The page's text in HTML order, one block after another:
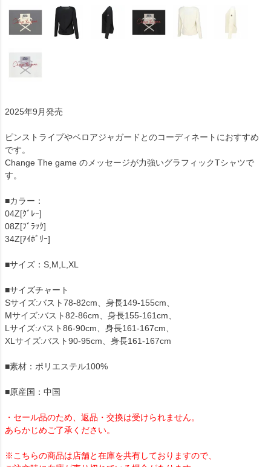
2025年9月発売
ピンストライプやベロアジャガードとのコーディネートにおすすめ
です。
Change The game のメッセージが力強いグラフィックTシャツで
す。
■カラー：
04Z[ｸﾞﾚｰ]
08Z[ﾌﾞﾗｯｸ]
34Z[ｱｲﾎﾞﾘｰ]
■サイズ：S,M,L,XL
■サイズチャート
Sサイズ:バスト78-82cm、身長149-155cm、
Mサイズ:バスト82-86cm、身長155-161cm、
Lサイズ:バスト86-90cm、身長161-167cm、
XLサイズ:バスト90-95cm、身長161-167cm
■素材：ポリエステル100%
■原産国：中国
・セール品のため、返品・交換は受けられません。
あらかじめご了承ください。
※こちらの商品は店舗と在庫を共有しておりますので、